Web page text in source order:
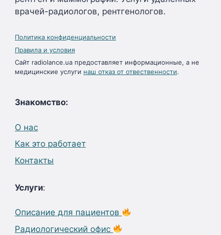
врачей-радиологов, рентгенологов.
Политика конфиденциальности
Правила и условия
Сайт radiolance.ua предоставляет информационные, а не
медицинские услуги наш отказ от отвественности.
Знакомство:
О нас
Как это работает
Контакты
Услуги:
Описание для пациентов
Радиологический офис